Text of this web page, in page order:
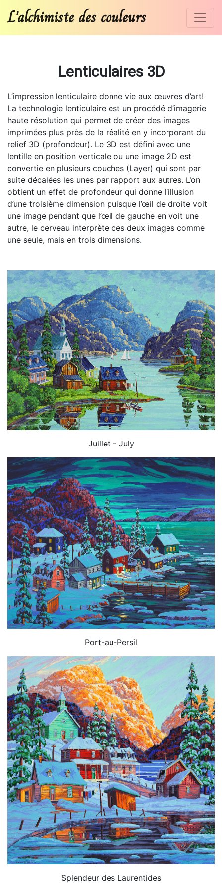
L'alchimiste des couleurs
Lenticulaires 3D
L’impression lenticulaire donne vie aux œuvres d’art!
La technologie lenticulaire est un procédé d’imagerie
haute résolution qui permet de créer des images
imprimées plus près de la réalité en y incorporant du
relief 3D (profondeur). Le 3D est défini avec une
lentille en position verticale ou une image 2D est
convertie en plusieurs couches (Layer) qui sont par
suite décalées les unes par rapport aux autres. L’on
obtient un effet de profondeur qui donne l’illusion
d’une troisième dimension puisque l’œil de droite voit
une image pendant que l’œil de gauche en voit une
autre, le cerveau interprète ces deux images comme
une seule, mais en trois dimensions.
Juillet - July
Port-au-Persil
Splendeur des Laurentides